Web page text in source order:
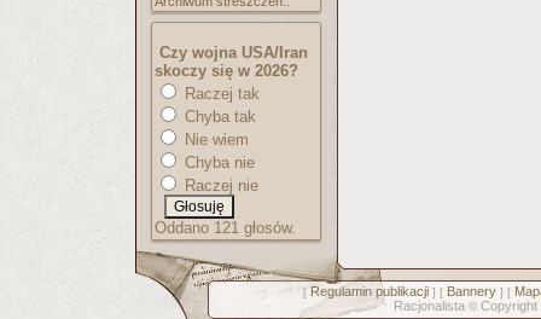
Czy wojna USA/Iran
skoczy się w 2026?
Raczej tak
Chyba tak
Nie wiem
Chyba nie
Raczej nie
Oddano 121 głosów.
[ Regulamin publikacji] [ Bannery] [
Racjonalista © Copyright